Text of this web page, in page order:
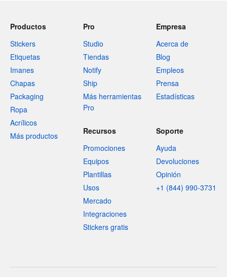
Productos
Stickers
Etiquetas
Imanes
Chapas
Packaging
Ropa
Acrílicos
Más productos
Pro
Studio
Tiendas
Notify
Ship
Más herramientas
Pro
Empresa
Acerca de
Blog
Empleos
Prensa
Estadísticas
Recursos
Promociones
Equipos
Plantillas
Usos
Mercado
Integraciones
Stickers gratis
Soporte
Ayuda
Devoluciones
Opinión
+1 (844) 990-3731